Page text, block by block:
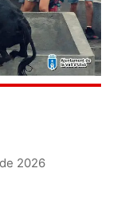
de 2026